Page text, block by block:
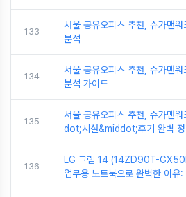
133
서울 공유오피스 추천, 슈가맨
분석
134
서울 공유오피스 추천, 슈가맨
분석 가이드
135
서울 공유오피스 추천, 슈가맨
dot;시설&middot;후기 완벽 정
136
LG 그램 14 (14ZD90T-
업무용 노트북으로 완벽한 이유